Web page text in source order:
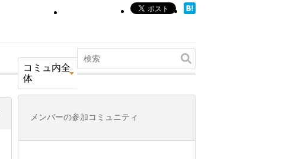
コミュ内全
体
メンバーの参加コミュニティ